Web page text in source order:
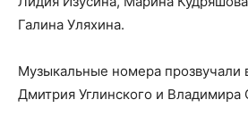
Галина Уляхина.
Музыкальные номера прозвучали
Дмитрия Углинского и Владимира